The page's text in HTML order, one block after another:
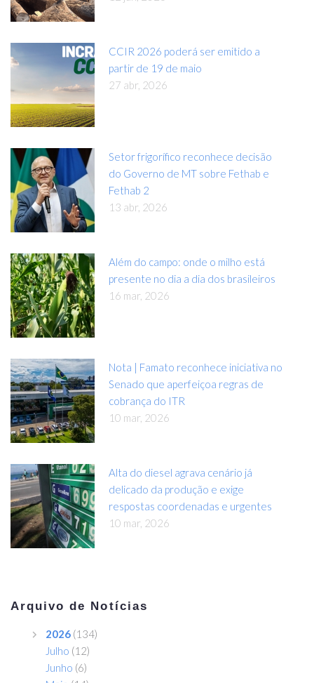
CCIR 2026 poderá ser emitido a
partir de 19 de maio
27 abr, 2026
Setor frigorífico reconhece decisão
do Governo de MT sobre Fethab e
Fethab 2
13 abr, 2026
Além do campo: onde o milho está
presente no dia a dia dos brasileiros
16 mar, 2026
Nota | Famato reconhece iniciativa no
Senado que aperfeiçoa regras de
cobrança do ITR
10 mar, 2026
Alta do diesel agrava cenário já
delicado da produção e exige
respostas coordenadas e urgentes
10 mar, 2026
Arquivo de Notícias
2026 (134)
Julho (12)
Junho (6)